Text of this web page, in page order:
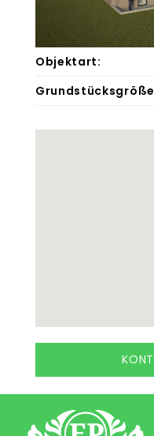
Objektart: